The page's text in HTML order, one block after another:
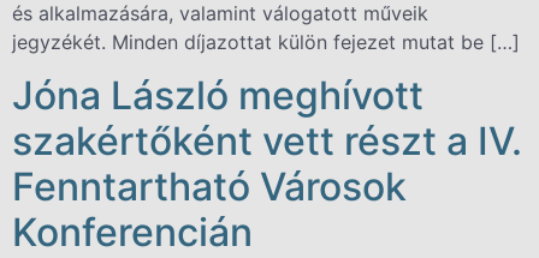
és alkalmazására, valamint válogatott műveik
jegyzékét. Minden díjazottat külön fejezet mutat be […]
Jóna László meghívott
szakértőként vett részt a IV.
Fenntartható Városok
Konferencián